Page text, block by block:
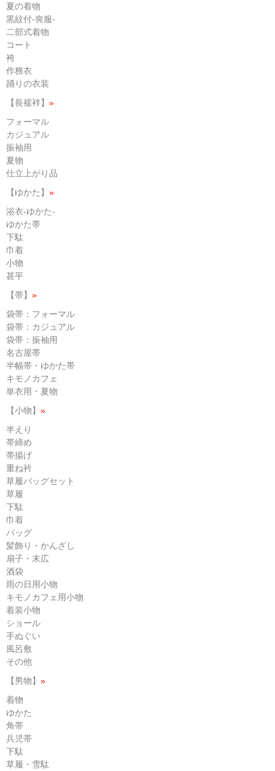
夏の着物
黒紋付-喪服-
二部式着物
コート
袴
作務衣
踊りの衣装
【長襦袢】 »
フォーマル
カジュアル
振袖用
夏物
仕立上がり品
【ゆかた】 »
浴衣-ゆかた-
ゆかた帯
下駄
巾着
小物
甚平
【帯】 »
袋帯：フォーマル
袋帯：カジュアル
袋帯：振袖用
名古屋帯
半幅帯・ゆかた帯
キモノカフェ
単衣用・夏物
【小物】 »
半えり
帯締め
帯揚げ
重ね衿
草履バッグセット
草履
下駄
巾着
バッグ
髪飾り・かんざし
扇子・末広
酒袋
雨の日用小物
キモノカフェ用小物
着装小物
ショール
手ぬぐい
風呂敷
その他
【男物】 »
着物
ゆかた
角帯
兵児帯
下駄
草履・雪駄